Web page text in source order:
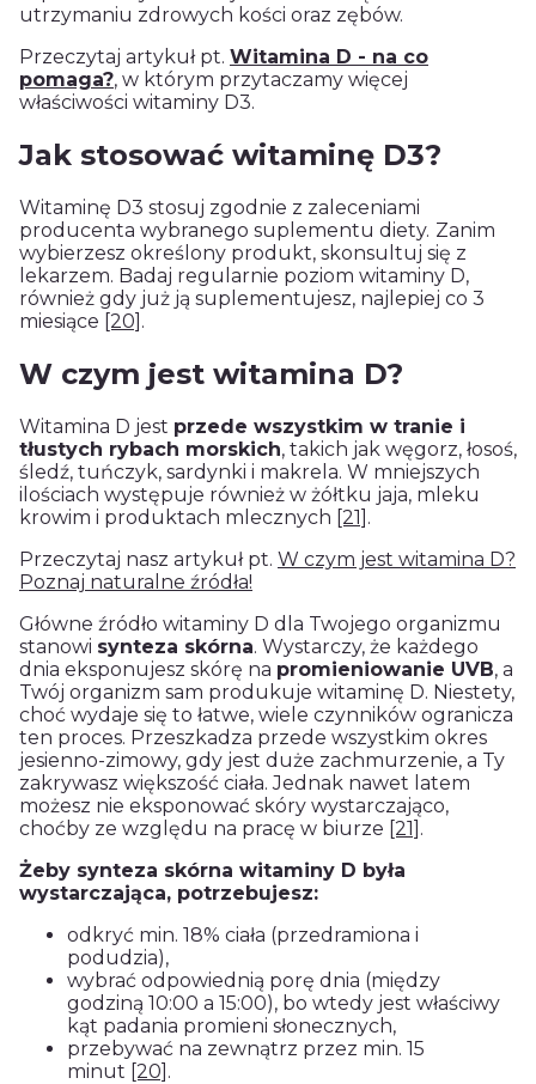
utrzymaniu zdrowych kości oraz zębów.
Przeczytaj artykuł pt. Witamina D - na co
pomaga?, w którym przytaczamy więcej
właściwości witaminy D3.
Jak stosować witaminę D3?
Witaminę D3 stosuj zgodnie z zaleceniami
producenta wybranego suplementu diety. Zanim
wybierzesz określony produkt, skonsultuj się z
lekarzem. Badaj regularnie poziom witaminy D,
również gdy już ją suplementujesz, najlepiej co 3
miesiące [20] .
W czym jest witamina D?
Witamina D jest przede wszystkim w tranie i
tłustych rybach morskich, takich jak węgorz, łosoś,
śledź, tuńczyk, sardynki i makrela. W mniejszych
ilościach występuje również w żółtku jaja, mleku
krowim i produktach mlecznych [21] .
Przeczytaj nasz artykuł pt. W czym jest witamina D?
Poznaj naturalne źródła!
Główne źródło witaminy D dla Twojego organizmu
stanowi synteza skórna. Wystarczy, że każdego
dnia eksponujesz skórę na promieniowanie UVB, a
Twój organizm sam produkuje witaminę D. Niestety,
choć wydaje się to łatwe, wiele czynników ogranicza
ten proces. Przeszkadza przede wszystkim okres
jesienno-zimowy, gdy jest duże zachmurzenie, a Ty
zakrywasz większość ciała. Jednak nawet latem
możesz nie eksponować skóry wystarczająco,
choćby ze względu na pracę w biurze [21] .
Żeby synteza skórna witaminy D była
wystarczająca, potrzebujesz:
odkryć min. 18% ciała (przedramiona i
podudzia),
wybrać odpowiednią porę dnia (między
godziną 10:00 a 15:00), bo wtedy jest właściwy
kąt padania promieni słonecznych,
przebywać na zewnątrz przez min. 15
minut [20] .